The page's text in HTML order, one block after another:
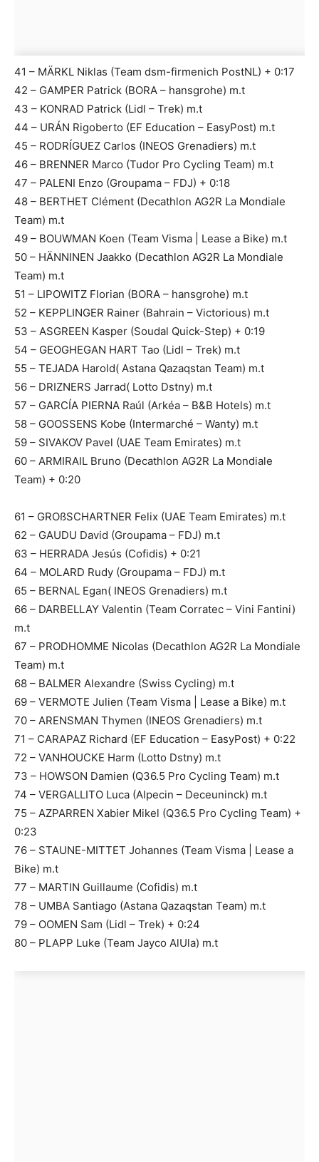
41 – MÄRKL Niklas (Team dsm-firmenich PostNL) + 0:17
42 – GAMPER Patrick (BORA – hansgrohe) m.t
43 – KONRAD Patrick (Lidl – Trek) m.t
44 – URÁN Rigoberto (EF Education – EasyPost) m.t
45 – RODRÍGUEZ Carlos (INEOS Grenadiers) m.t
46 – BRENNER Marco (Tudor Pro Cycling Team) m.t
47 – PALENI Enzo (Groupama – FDJ) + 0:18
48 – BERTHET Clément (Decathlon AG2R La Mondiale
Team) m.t
49 – BOUWMAN Koen (Team Visma | Lease a Bike) m.t
50 – HÄNNINEN Jaakko (Decathlon AG2R La Mondiale
Team) m.t
51 – LIPOWITZ Florian (BORA – hansgrohe) m.t
52 – KEPPLINGER Rainer (Bahrain – Victorious) m.t
53 – ASGREEN Kasper (Soudal Quick-Step) + 0:19
54 – GEOGHEGAN HART Tao (Lidl – Trek) m.t
55 – TEJADA Harold( Astana Qazaqstan Team) m.t
56 – DRIZNERS Jarrad( Lotto Dstny) m.t
57 – GARCÍA PIERNA Raúl (Arkéa – B&B Hotels) m.t
58 – GOOSSENS Kobe (Intermarché – Wanty) m.t
59 – SIVAKOV Pavel (UAE Team Emirates) m.t
60 – ARMIRAIL Bruno (Decathlon AG2R La Mondiale
Team) + 0:20
61 – GROßSCHARTNER Felix (UAE Team Emirates) m.t
62 – GAUDU David (Groupama – FDJ) m.t
63 – HERRADA Jesús (Cofidis) + 0:21
64 – MOLARD Rudy (Groupama – FDJ) m.t
65 – BERNAL Egan( INEOS Grenadiers) m.t
66 – DARBELLAY Valentin (Team Corratec – Vini Fantini)
m.t
67 – PRODHOMME Nicolas (Decathlon AG2R La Mondiale
Team) m.t
68 – BALMER Alexandre (Swiss Cycling) m.t
69 – VERMOTE Julien (Team Visma | Lease a Bike) m.t
70 – ARENSMAN Thymen (INEOS Grenadiers) m.t
71 – CARAPAZ Richard (EF Education – EasyPost) + 0:22
72 – VANHOUCKE Harm (Lotto Dstny) m.t
73 – HOWSON Damien (Q36.5 Pro Cycling Team) m.t
74 – VERGALLITO Luca (Alpecin – Deceuninck) m.t
75 – AZPARREN Xabier Mikel (Q36.5 Pro Cycling Team) +
0:23
76 – STAUNE-MITTET Johannes (Team Visma | Lease a
Bike) m.t
77 – MARTIN Guillaume (Cofidis) m.t
78 – UMBA Santiago (Astana Qazaqstan Team) m.t
79 – OOMEN Sam (Lidl – Trek) + 0:24
80 – PLAPP Luke (Team Jayco AlUla) m.t